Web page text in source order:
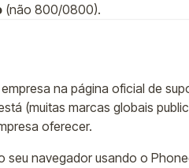
(não 800/0800).
na página oficial de
(muitas marcas globais
oferecer.
seu navegador usando o